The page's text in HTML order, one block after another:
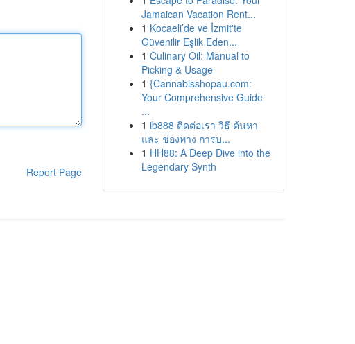
Report Page
Jamaican Vacation Rent...
1 Kocaeli’de ve İzmit'te
Güvenilir Eşlik Eden...
1 Culinary Oil: Manual to
Picking & Usage
1 {Cannabisshopau.com:
Your Comprehensive Guide
...
1 ib888 ติดต่อเรา วิธี ค้นหา
และ ช่องทาง การบ...
1 HH88: A Deep Dive into the
Legendary Synth